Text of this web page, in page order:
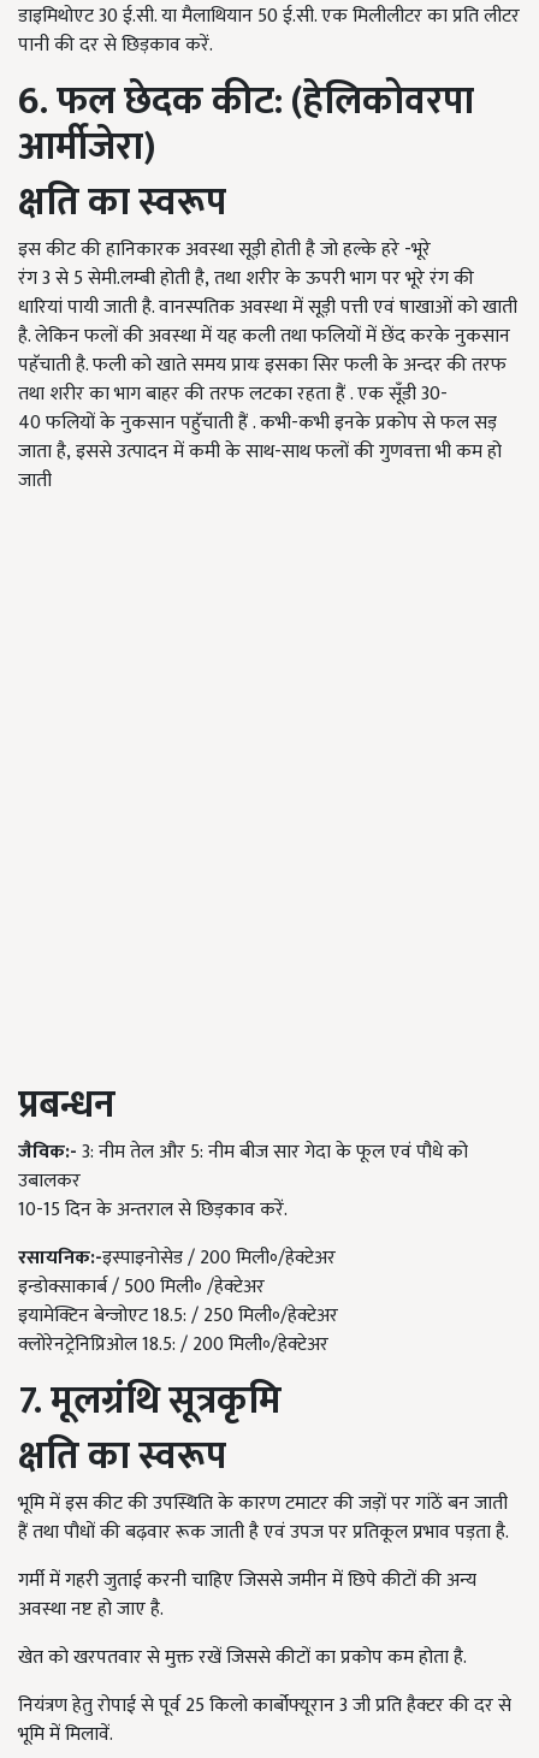
डाइमिथोएट30ई.सी. या मैलाथियान50ई.सी. एक मिलीलीटर का प्रति लीटर
पानी की दर से छिड़काव करें.
6. फल छेदक कीट: (हेलिकोवरपा
आर्मीजेरा)
क्षति का स्वरूप
इस कीट की हानिकारक अवस्था सूड़ी होती है जो हल्के हरे -भूरे
रंग3से5सेमी.लम्बी होती है,तथा शरीर के ऊपरी भाग पर भूरे रंग की
धारियां पायी जाती है. वानस्पतिक अवस्था में सूड़ी पत्ती एवं षाखाओं को खाती
है. लेकिन फलों की अवस्था में यह कली तथा फलियों में छेंद करके नुकसान
पहॅचाती है. फली को खाते समय प्रायः इसका सिर फली के अन्दर की तरफ
तथा शरीर का भाग बाहर की तरफ लटका रहता हैं . एक सूँडी30-
40फलियों के नुकसान पहॅुचाती हैं . कभी-कभी इनके प्रकोप से फल सड़
जाता है,इससे उत्पादन में कमी के साथ-साथ फलों की गुणवत्ता भी कम हो
जाती
प्रबन्धन
जैविक:-3: नीम तेल और5:नीम बीज सार गेदा के फूल एवं पौधे को
उबालकर
10-15दिन के अन्तराल से छिड़काव करें.
रसायनिक:-इस्पाइनोसेड /200मिली॰/हेक्टेअर
इन्डोक्साकार्ब /500मिली॰ /हेक्टेअर
इयामेक्टिन बेन्जोएट 18.5:/250मिली॰/हेक्टेअर
क्लोरेनट्रेनिप्रिओल18.5:/200मिली॰/हेक्टेअर
7. मूलग्रंथि सूत्रकृमि
क्षति का स्वरूप
भूमि में इस कीट की उपस्थिति के कारण टमाटर की जड़ों पर गांठें बन जाती
हैं तथा पौधों की बढ़वार रूक जाती है एवं उपज पर प्रतिकूल प्रभाव पड़ता है.
गर्मी में गहरी जुताई करनी चाहिए जिससे जमीन में छिपे कीटों की अन्य
अवस्था नष्ट हो जाए है.
खेत को खरपतवार से मुक्त रखें जिससे कीटों का प्रकोप कम होता है.
नियंत्रण हेतु रोपाई से पूर्व25किलो कार्बोफ्यूरान3जी प्रति हैक्टर की दर से
भूमि में मिलावें.